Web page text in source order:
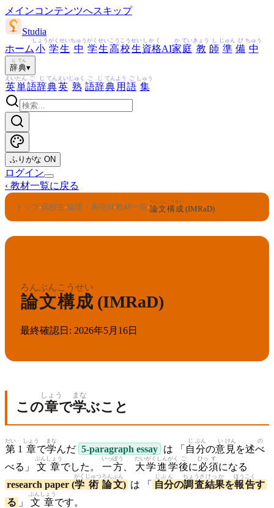
メインコンテンツへスキップ
Studia
ホーム 小
しょう
学
がく
生
せい
中
ちゅう
学
がく
生
せい
高
こう
校
こう
生
せい
資格
しかく
AI家
か
庭
てい
教
きょう
師
し
準
じゅん
備
び
中
ちゅう
辞
じ
典
てん
▾
英
えい
単
たん
語
ご
辞
じ
典
てん
英
えい
熟
じゅく
語
ご
辞
じ
典
てん
用
よう
語
ご
集
しゅう
ふりがな ON
ログイン
‹ 教材一覧に戻る
トップ›高校生›論理・表現III›教材一覧›論
ろん
文
ぶん
構
こう
成
せい
(IMRaD)
論
ろん
文
ぶん
構
こう
成
せい
(IMRaD)
最終確認日 : 2026年5月16日
この章
しょう
で学
まな
ぶこと
第
だい
1 章
しょう
で学
まな
んだ 5-paragraph essay は 「 自
じ
分
ぶん
の意
い
見
けん
を述べ
の
べる」 文章
ぶんしょう
でした。 一
いっ
方
ぽう
大学
だいがく
進学
しんがく
後
ご
に必
ひっ
須
す
になる
research paper (学
がく
術
じゅつ
論
ろん
文
ぶん
) は 「 自分
じぶん
の調査
ちょうさ
結果
けっか
を報
ほう
告
こく
す
る 」 文章
ぶんしょう
です。